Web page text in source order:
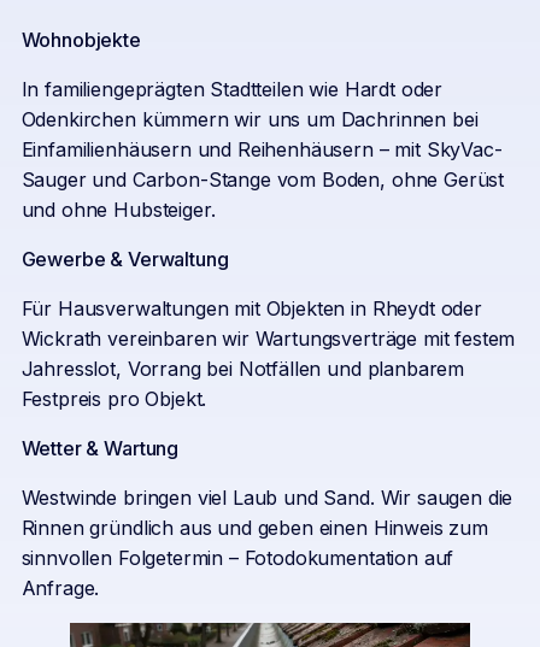
Wohnobjekte
In familiengeprägten Stadtteilen wie Hardt oder
Odenkirchen kümmern wir uns um Dachrinnen bei
Einfamilienhäusern und Reihenhäusern – mit SkyVac-
Sauger und Carbon-Stange vom Boden, ohne Gerüst
und ohne Hubsteiger.
Gewerbe & Verwaltung
Für Hausverwaltungen mit Objekten in Rheydt oder
Wickrath vereinbaren wir Wartungsverträge mit festem
Jahresslot, Vorrang bei Notfällen und planbarem
Festpreis pro Objekt.
Wetter & Wartung
Westwinde bringen viel Laub und Sand. Wir saugen die
Rinnen gründlich aus und geben einen Hinweis zum
sinnvollen Folgetermin – Fotodokumentation auf
Anfrage.